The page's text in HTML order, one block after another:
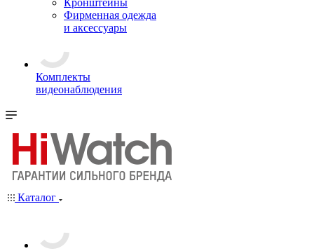
Кронштейны
Фирменная одежда
и аксессуары
Комплекты
видеонаблюдения
Каталог